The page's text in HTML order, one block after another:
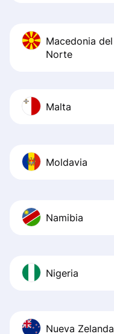
Macedonia del
Norte
Malta
Moldavia
Namibia
Nigeria
Nueva Zelanda